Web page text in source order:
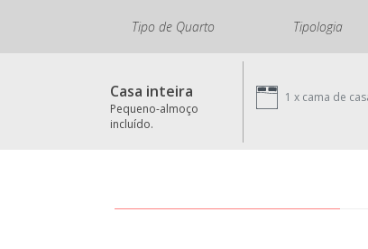
Tipo de Quarto Tipologia
Casa inteira
Pequeno-almoço
incluído.
1 x cama de